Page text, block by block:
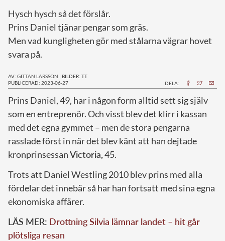
Hysch hysch så det förslår.
Prins Daniel tjänar pengar som gräs.
Men vad kungligheten gör med stålarna vägrar hovet
svara på.
AV: GITTAN LARSSON | BILDER: TT
PUBLICERAD: 2023-06-27
DELA:
Prins Daniel, 49, har i någon form alltid sett sig själv
som en entreprenör. Och visst blev det klirr i kassan
med det egna gymmet – men de stora pengarna
rasslade först in när det blev känt att han dejtade
kronprinsessanVictoria,45.
Trots att Daniel Westling 2010 blev prins med alla
fördelar det innebär så har han fortsatt med sina egna
ekonomiska affärer.
LÄS MER: Drottning Silvia lämnar landet – hit går
plötsliga resan